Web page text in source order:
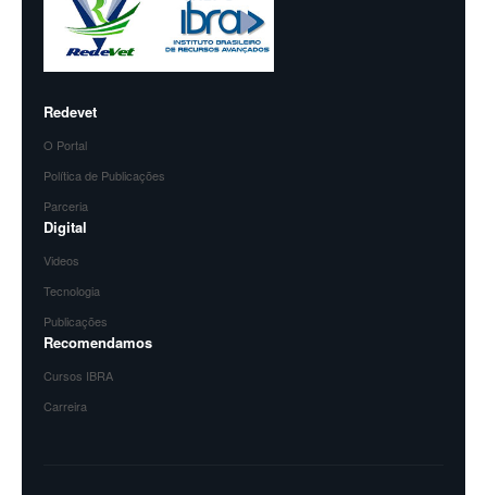
Redevet
O Portal
Política de Publicações
Parceria
Digital
Videos
Tecnologia
Publicações
Recomendamos
Cursos IBRA
Carreira